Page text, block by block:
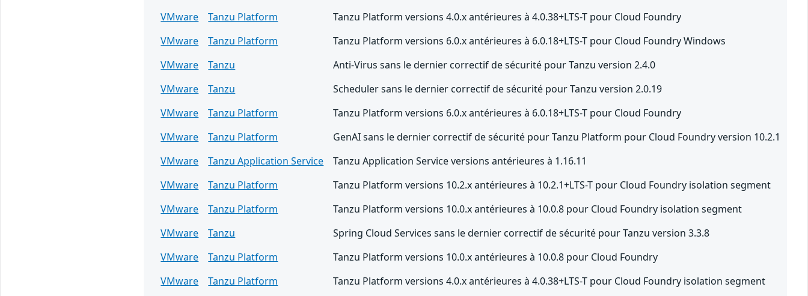
VMware
Tanzu Platform
Tanzu Platform versions 4.0.x antérieures à 4.0.38+LTS-T pour Cloud Foundry
VMware
Tanzu Platform
Tanzu Platform versions 6.0.x antérieures à 6.0.18+LTS-T pour Cloud Foundry Windows
VMware
Tanzu
Anti-Virus sans le dernier correctif de sécurité pour Tanzu version 2.4.0
VMware
Tanzu
Scheduler sans le dernier correctif de sécurité pour Tanzu version 2.0.19
VMware
Tanzu Platform
Tanzu Platform versions 6.0.x antérieures à 6.0.18+LTS-T pour Cloud Foundry
VMware
Tanzu Platform
GenAI sans le dernier correctif de sécurité pour Tanzu Platform pour Cloud Foundry version 10.2.1
VMware
Tanzu Application Service
Tanzu Application Service versions antérieures à 1.16.11
VMware
Tanzu Platform
Tanzu Platform versions 10.2.x antérieures à 10.2.1+LTS-T pour Cloud Foundry isolation segment
VMware
Tanzu Platform
Tanzu Platform versions 10.0.x antérieures à 10.0.8 pour Cloud Foundry isolation segment
VMware
Tanzu
Spring Cloud Services sans le dernier correctif de sécurité pour Tanzu version 3.3.8
VMware
Tanzu Platform
Tanzu Platform versions 10.0.x antérieures à 10.0.8 pour Cloud Foundry
VMware
Tanzu Platform
Tanzu Platform versions 4.0.x antérieures à 4.0.38+LTS-T pour Cloud Foundry isolation segment